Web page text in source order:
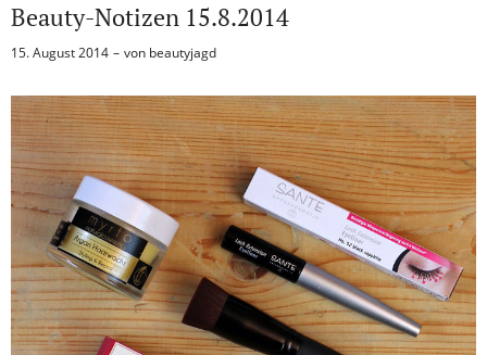
Beauty-Notizen 15.8.2014
15. August 2014 von beautyjagd